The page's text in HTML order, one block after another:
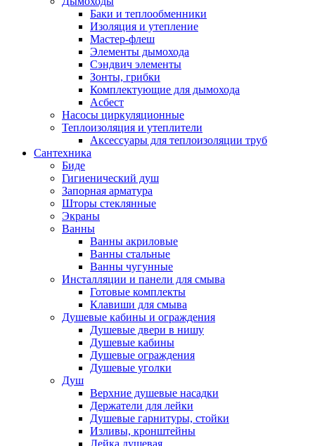
Баки и теплообменники
Изоляция и утепление
Мастер-флеш
Элементы дымохода
Сэндвич элементы
Зонты, грибки
Комплектующие для дымохода
Асбест
Насосы циркуляционные
Теплоизоляция и утеплители
Аксессуары для теплоизоляции труб
Сантехника
Биде
Гигиенический душ
Запорная арматура
Шторы стеклянные
Экраны
Ванны
Ванны акриловые
Ванны стальные
Ванны чугунные
Инсталляции и панели для смыва
Готовые комплекты
Клавиши для смыва
Душевые кабины и ограждения
Душевые двери в нишу
Душевые кабины
Душевые ограждения
Душевые уголки
Душ
Верхние душевые насадки
Держатели для лейки
Душевые гарнитуры, стойки
Изливы, кронштейны
Лейка душевая